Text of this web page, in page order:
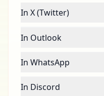
In X (Twitter)
In Outlook
In WhatsApp
In Discord